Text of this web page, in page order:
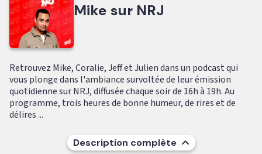
Mike sur NRJ
Retrouvez Mike, Coralie, Jeff et Julien dans un podcast qui
vous plonge dans l'ambiance survoltée de leur émission
quotidienne sur NRJ, diffusée chaque soir de 16h à 19h. Au
programme, trois heures de bonne humeur, de rires et de
délires ...
Description complète